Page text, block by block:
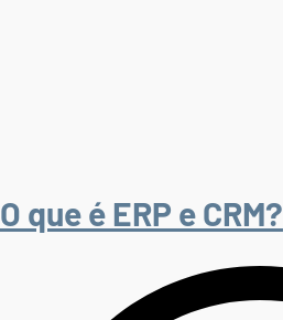
O que é ERP e CRM?